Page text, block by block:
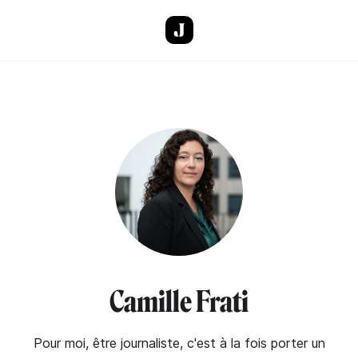
Camille Frati
Pour moi, être journaliste, c'est à la fois porter un